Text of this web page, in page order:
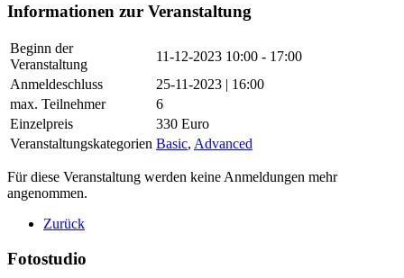
Informationen zur Veranstaltung
Beginn der
Veranstaltung
11-12-2023 10:00 - 17:00
Anmeldeschluss
25-11-2023 | 16:00
max. Teilnehmer
6
Einzelpreis
330 Euro
Veranstaltungskategorien Basic, Advanced
Für diese Veranstaltung werden keine Anmeldungen mehr
angenommen.
Zurück
Fotostudio